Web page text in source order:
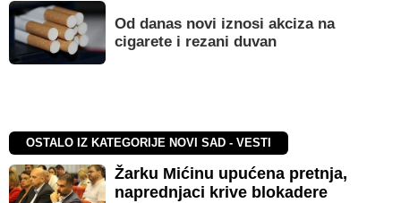
Od danas novi iznosi akciza na
cigarete i rezani duvan
OSTALO IZ KATEGORIJE NOVI SAD - VESTI
Žarku Mićinu upućena pretnja,
naprednjaci krive blokadere